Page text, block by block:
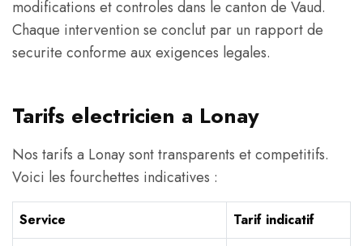
modifications et controles dans le canton de Vaud.
Chaque intervention se conclut par un rapport de
securite conforme aux exigences legales.
Tarifs electricien a Lonay
Nos tarifs a Lonay sont transparents et competitifs.
Voici les fourchettes indicatives :
Service
Tarif indicatif